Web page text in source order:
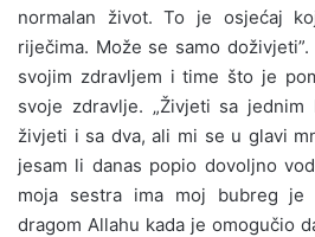
normalan život. To je osjećaj
riječima. Može se samo
svojim zdravljem i time što je
svoje zdravlje. „Živjeti sa
živjeti i sa dva, ali mi se u glavi
jesam li danas popio dovoljno
moja sestra ima moj bubreg je
dragom Allahu kada je omogučio